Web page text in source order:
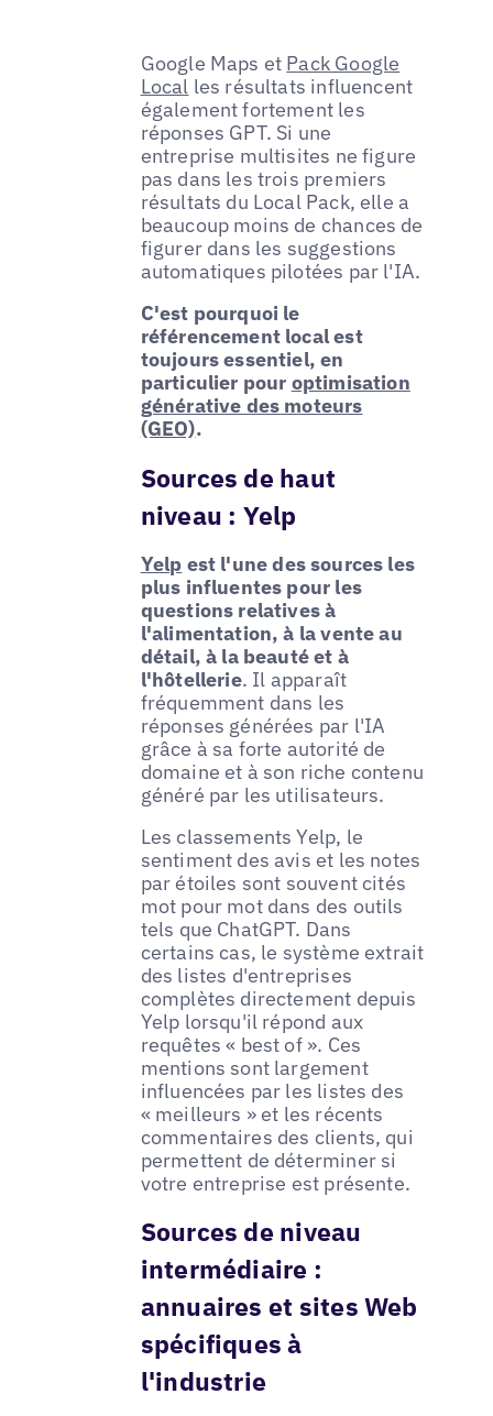
Google Maps et Pack Google
Local les résultats influencent
également fortement les
réponses GPT. Si une
entreprise multisites ne figure
pas dans les trois premiers
résultats du Local Pack, elle a
beaucoup moins de chances de
figurer dans les suggestions
automatiques pilotées par l'IA.
C'est pourquoi le
référencement local est
toujours essentiel, en
particulier pour optimisation
générative des moteurs
(GEO).
Sources de haut
niveau : Yelp
Yelp est l'une des sources les
plus influentes pour les
questions relatives à
l'alimentation, à la vente au
détail, à la beauté et à
l'hôtellerie. Il apparaît
fréquemment dans les
réponses générées par l'IA
grâce à sa forte autorité de
domaine et à son riche contenu
généré par les utilisateurs.
Les classements Yelp, le
sentiment des avis et les notes
par étoiles sont souvent cités
mot pour mot dans des outils
tels que ChatGPT. Dans
certains cas, le système extrait
des listes d'entreprises
complètes directement depuis
Yelp lorsqu'il répond aux
requêtes « best of ». Ces
mentions sont largement
influencées par les listes des
« meilleurs » et les récents
commentaires des clients, qui
permettent de déterminer si
votre entreprise est présente.
Sources de niveau
intermédiaire :
annuaires et sites Web
spécifiques à
l'industrie